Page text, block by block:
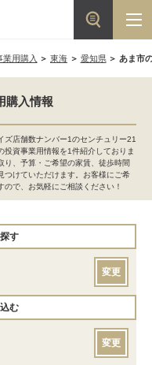
業用購入 東海 愛知県 あま市
購入情報
ズ店舗数ナンバー1のセンチュリー21
投資事業用情報を1件紹介しておりま
り、予算・ご希望の家賃、徒歩時間
つけていただけます。お客様にご希
で、お気軽にご相談ください！
す
変更
む
変更